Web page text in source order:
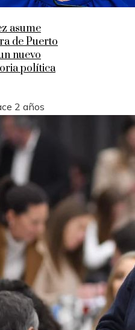
asume
de Puerto
nuevo
política
2 años